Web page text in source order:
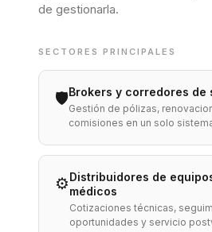
de gestionarla.
SECTORES PRINCIPALES
🛡️Brokers y corredores de
Gestión de pólizas,
comisiones en un solo
⚙️Distribuidores de
médicos
Cotizaciones técnicas,
oportunidades y servicio